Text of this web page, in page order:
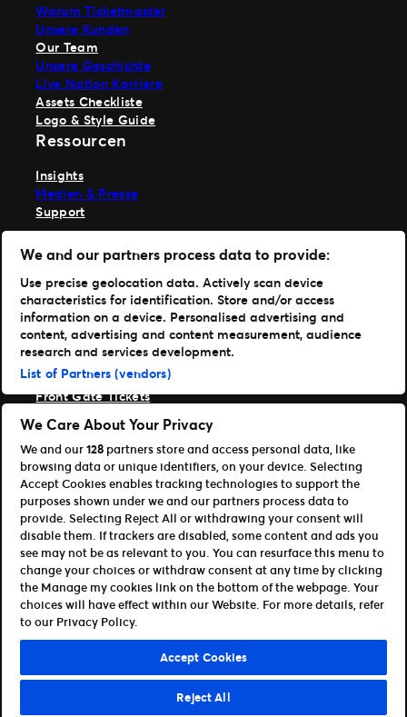
Warum Ticketmaster
Unsere Kunden
Our Team
Unsere Geschichte
Live Nation Karriere
Assets Checkliste
Logo & Style Guide
Ressourcen
Insights
Medien & Presse
Support
TM1 anmelden
Hole dir unsere App
Ticketmaster
TM1 Reports
Portfolio
Ticketmaster
Front Gate Tickets
Universe
Verbessere
Partner
Platform Übersicht öffnen
Partner & Vertriebspartner
Entwickler (APIs und SDKs)
Allgemeinen Geschäftsbedingungen
DatenschutzerklärungCookie-Richtlinie
Meine Cookies und Anzeigeneinstellungen verwalten
Germany
We and our partners process data to provide:
Use precise geolocation data. Actively scan device
characteristics for identification. Store and/or access
information on a device. Personalised advertising and
content, advertising and content measurement, audience
research and services development.
List of Partners (vendors)
We Care About Your Privacy
We and our128 partners store and access personal data, like
browsing data or unique identifiers, on your device. Selecting
Accept Cookies enables tracking technologies to support the
purposes shown under we and our partners process data to
provide. Selecting Reject All or withdrawing your consent will
disable them. If trackers are disabled, some content and ads you
see may not be as relevant to you. You can resurface this menu to
change your choices or withdraw consent at any time by clicking
the Manage my cookies link on the bottom of the webpage. Your
choices will have effect within our Website. For more details, refer
to our Privacy Policy.
Accept Cookies
Reject All